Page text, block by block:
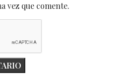
vez que comente.